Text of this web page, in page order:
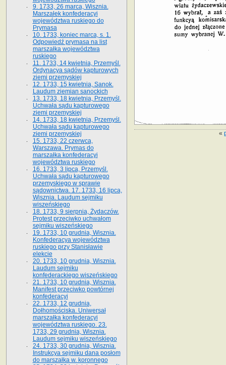
«
9. 1733, 26 marca, Wisznia.
Marszałek konfederacyi
województwa ruskiego do
Prymasa
10. 1733, koniec marca, s. 1.
Odpowiedź prymasa na list
marszałka województwa
ruskiego
11. 1733, 14 kwietnia, Przemyśl.
Ordynacya sądów kapturowych
ziemi przemyskiej
12. 1733, 15 kwietnia, Sanok.
Laudum ziemian sanockich
13. 1733, 18 kwietnia, Przemyśl.
Uchwała sądu kapturowego
ziemi przemyskiej
14. 1733, 18 kwietnia, Przemyśl.
Uchwała sądu kapturowego
ziemi przemyskiej
15. 1733, 22 czerwca,
Warszawa. Prymas do
marszałka konfederacyi
województwa ruskiego
16. 1733, 3 lipca, Przemyśl.
Uchwała sądu kapturowego
przemyskiego w sprawie
sądownictwa. 17. 1733, 16 lipca,
Wisznia. Laudum sejmiku
wiszeńskiego
18. 1733, 9 sierpnia, Żydaczów.
Protest przeciwko uchwałom
sejmiku wiszeńskiego
19. 1733, 10 grudnia, Wisznia.
Konfederacya województwa
ruskiego przy Stanisławie
elekcie
20. 1733, 10 grudnia, Wisznia.
Laudum sejmiku
konfederackiego wiszeńskiego
21. 1733, 10 grudnia, Wisznia.
Manifest przeciwko powtórnej
konfederacyi
22. 1733, 12 grudnia,
Dołhomościska. Uniwersał
marszałka konfederacyi
województwa ruskiego. 23.
1733, 29 grudnia, Wisznia.
Laudum sejmiku wiszeńskiego
24. 1733, 30 grudnia, Wisznia.
Instrukcya sejmiku dana posłom
do marszałka w. koronnego